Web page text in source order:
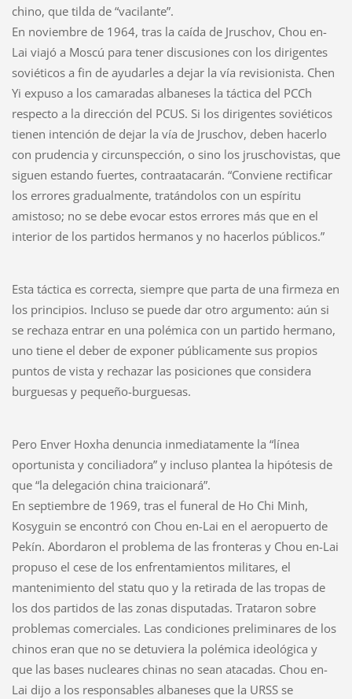
chino, que tilda de “vacilante”.
En noviembre de 1964, tras la caída de Jruschov, Chou en-
Lai viajó a Moscú para tener discusiones con los dirigentes
soviéticos a fin de ayudarles a dejar la vía revisionista. Chen
Yi expuso a los camaradas albaneses la táctica del PCCh
respecto a la dirección del PCUS. Si los dirigentes soviéticos
tienen intención de dejar la vía de Jruschov, deben hacerlo
con prudencia y circunspección, o sino los jruschovistas, que
siguen estando fuertes, contraatacarán. “Conviene rectificar
los errores gradualmente, tratándolos con un espíritu
amistoso; no se debe evocar estos errores más que en el
interior de los partidos hermanos y no hacerlos públicos.”
Esta táctica es correcta, siempre que parta de una firmeza en
los principios. Incluso se puede dar otro argumento: aún si
se rechaza entrar en una polémica con un partido hermano,
uno tiene el deber de exponer públicamente sus propios
puntos de vista y rechazar las posiciones que considera
burguesas y pequeño-burguesas.
Pero Enver Hoxha denuncia inmediatamente la “línea
oportunista y conciliadora” y incluso plantea la hipótesis de
que “la delegación china traicionará”.
En septiembre de 1969, tras el funeral de Ho Chi Minh,
Kosyguin se encontró con Chou en-Lai en el aeropuerto de
Pekín. Abordaron el problema de las fronteras y Chou en-Lai
propuso el cese de los enfrentamientos militares, el
mantenimiento del statu quo y la retirada de las tropas de
los dos partidos de las zonas disputadas. Trataron sobre
problemas comerciales. Las condiciones preliminares de los
chinos eran que no se detuviera la polémica ideológica y
que las bases nucleares chinas no sean atacadas. Chou en-
Lai dijo a los responsables albaneses que la URSS se